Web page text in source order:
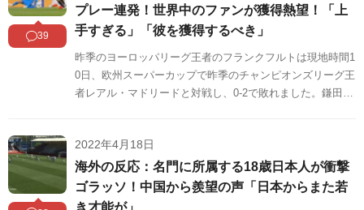
39
プレー連発！世界中のファンが獲得熱望！「上
手すぎる」「彼を獲得するべき」
昨季のヨーロッパリーグ王者のフランクフルトは現地時間1
0日、欧州スーパーカップで昨季のチャンピオンズリーグ王
者レアル・マドリードと対戦し、0-2で敗れました。鎌田大
からまとめましたのでご覧ください。
2022年4月18日
海外の反応：名門に所属する18歳日本人が衝撃
ゴラッソ！中国から羨望の声「日本からまた若
き才能が」